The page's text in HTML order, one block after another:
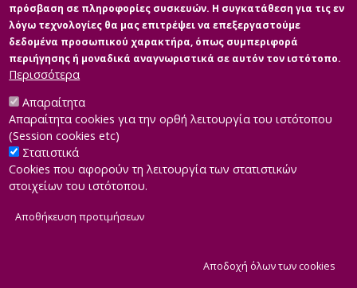
Developed byINTEROPTICS
πρόσβαση σε πληροφορίες συσκευών. Η συγκατάθεση για τις εν
λόγω τεχνολογίες θα μας επιτρέψει να επεξεργαστούμε
δεδομένα προσωπικού χαρακτήρα, όπως συμπεριφορά
περιήγησης ή μοναδικά αναγνωριστικά σε αυτόν τον ιστότοπο.
Περισσότερα
Απαραίτητα
Απαραίτητα cookies για την ορθή λειτουργία του ιστότοπου
(Session cookies etc)
Στατιστικά
Cookies που αφορούν τη λειτουργία των στατιστικών
στοιχείων του ιστότοπου.
Αποθήκευση προτιμήσεων
Αποδοχή όλων των cookies